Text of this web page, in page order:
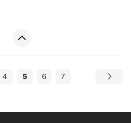
4 5 6 7